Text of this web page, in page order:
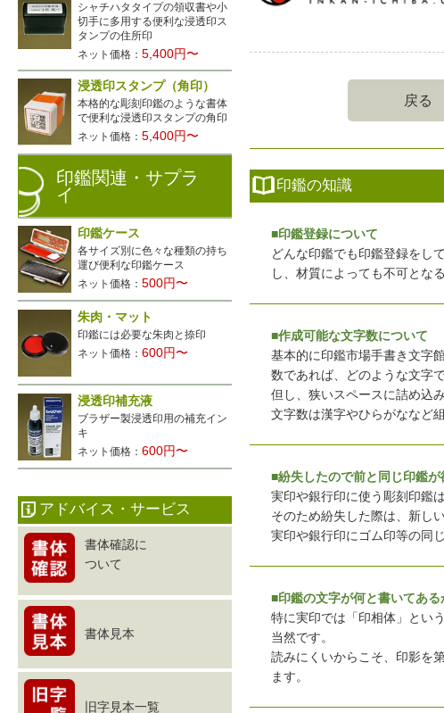
戻る
印鑑の知識
■印鑑登録について
どんな印鑑でも印鑑登録をし
し、材質によっても不可とな
■作成可能な文字数について
基本的に印鑑市場手書き文字
数であれば、どのような文字
但し、狭いスペースに詰め込
文字数は漢字やひらがななど
■紛失したので前と同じ印鑑が
実印や銀行印に使う彫刻印鑑
そのため紛失した際は、新し
実印や銀行印にゴム印等の同
■印鑑の文字が何と書いてある
特に実印では「印相体」とい
当然です。
読みにくいからこそ、印影を
ます。
シャチハタタイプの領収書や小
切手に多用する便利な浸透印ス
タンプの住所印
ネット価格：5,400円〜
浸透印スタンプ（角印）
本格的な彫刻印鑑のような書体
で便利な浸透印スタンプの角印
ネット価格：5,400円〜
印鑑関連・サプラ
イ
印鑑ケース
各サイズ別に色々な種類の持ち
運び便利な印鑑ケース
ネット価格：500円〜
朱肉・マット
印鑑には必要な朱肉と捺印
ネット価格：600円〜
浸透印補充液
ブラザー製浸透印用の補充イン
キ
ネット価格：600円〜
アドバイス・サービス
書体確認に
ついて
書体見本
旧字見本一覧